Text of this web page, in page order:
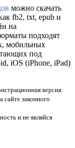
можно скачать
fb2, txt, epub и
на
подходят
мобильных
под
iOS (iPhone, iPad)
версия
сайте законного
и не являйся